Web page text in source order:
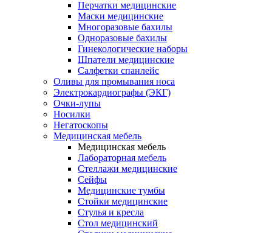
Перчатки медицинские
Маски медицинские
Многоразовые бахилы
Одноразовые бахилы
Гинекологические наборы
Шпатели медицинские
Салфетки спанлейс
Оливы для промывания носа
Электрокардиографы (ЭКГ)
Очки-лупы
Носилки
Негатоскопы
Медицинская мебель
Медицинская мебель
Лабораторная мебель
Стеллажи медицинские
Сейфы
Медицинские тумбы
Стойки медицинские
Cтулья и кресла
Стол медицинский